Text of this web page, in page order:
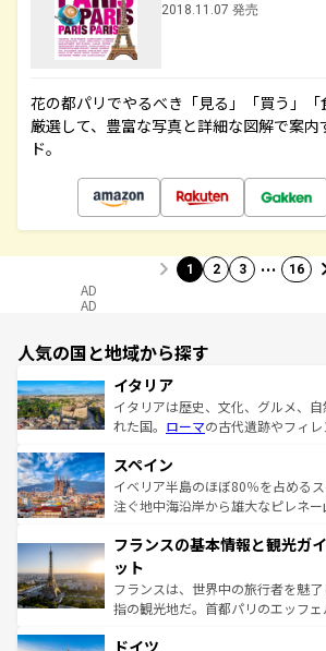
2018.11.07 発売
花の都パリでやるべき「見る」「買う」
厳選して、豊富な写真と詳細な図解で案内
ド。
1 2 3 … 16
AD
AD
人気の国と地域から探す
イタリア
イタリアは歴史、文化、グルメ、
れた国。 ローマの古代遺跡やフィ
ろん、トスカーナの美しい田園風景
景など、自然景観も見逃せない。
ピザやパスタなど、絶品のイタリ
ませてくれるイタリアで、忘れられ
なお、新着のイタリア情報は
しい。
スペイン
イベリア半島のほぼ80％を占める
注ぐ地中海沿岸から雄大なピレネ
文化が根付くこの国では、情熱的な
れる闘牛、そして美味しいタパスが
る。首都マドリードの洗練された
アートに溢れた街角から、地方で
せる。地方によって風土や気候が異
フランスの基本情報と観光ガ
ット
フランスは、世界中の旅行者を魅
指の観光地だ。首都パリのエッフ
で、幅広い魅力が詰まっている。華
ドイツ